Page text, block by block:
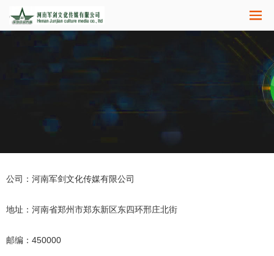
公司：河南军剑文化传媒有限公司
地址：河南省郑州市郑东新区东四环邢庄北街
邮编：450000